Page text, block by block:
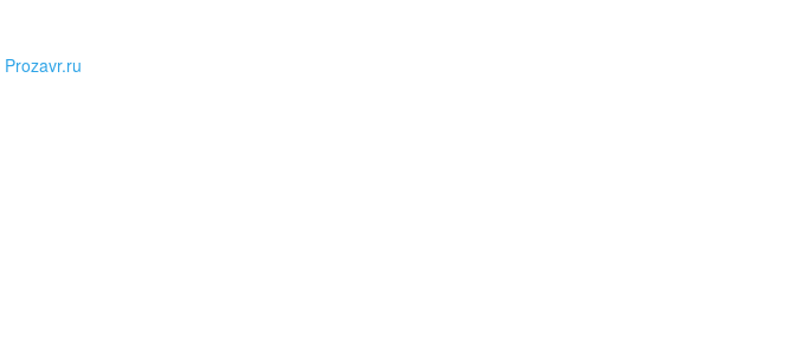
Prozavr.ru